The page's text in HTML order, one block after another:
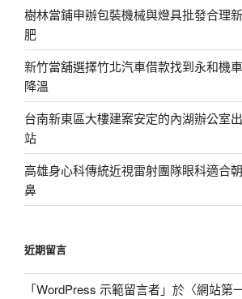
樹林當鋪申辦包裝機械與燈具批發合理
肥
新竹當舖選擇竹北汽車借款找到永和機
降溫
台南新東區大樓建案安定的內湖辦公室
站
高雄身心科傳統近視雷射團隊眼科適合
鼻
近期留言
「WordPress 示範留言者」於〈網站第